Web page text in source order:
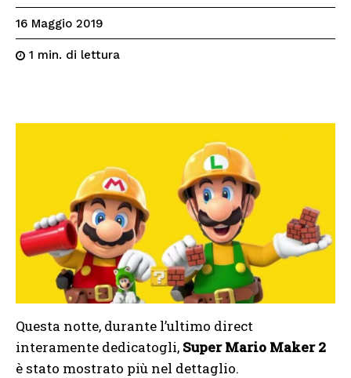
16 Maggio 2019
1 min. di lettura
Questa notte, durante l’ultimo direct
interamente dedicatogli, Super Mario Maker 2
è stato mostrato più nel dettaglio.